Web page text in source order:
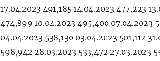
17.04.2023 491,185 14.04.2023 477,223
474,899 10.04.2023 495,400 07.04.2023
04.04.2023 538,130 03.04.2023 501,112
598,942 28.03.2023 533,472 27.03.2023